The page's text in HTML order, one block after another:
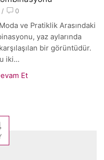
/ 0
ve Pratiklik Arasındaki
yaz aylarında
bir görüntüdür.
iki...
Et